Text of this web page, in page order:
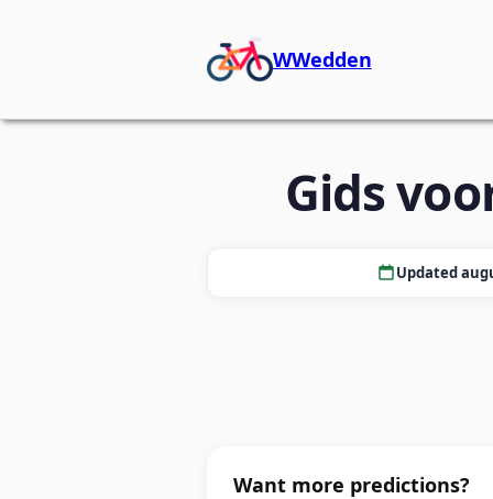
WWedden
Gids
Updated
Want more predictions?